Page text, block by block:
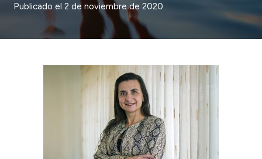
Publicado el 2 de noviembre de 2020